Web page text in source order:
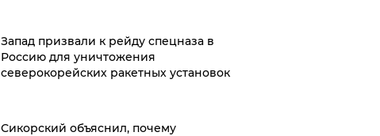
Запад призвали к рейду спецназа в
Россию для уничтожения
северокорейских ракетных установок
Сикорский объяснил, почему